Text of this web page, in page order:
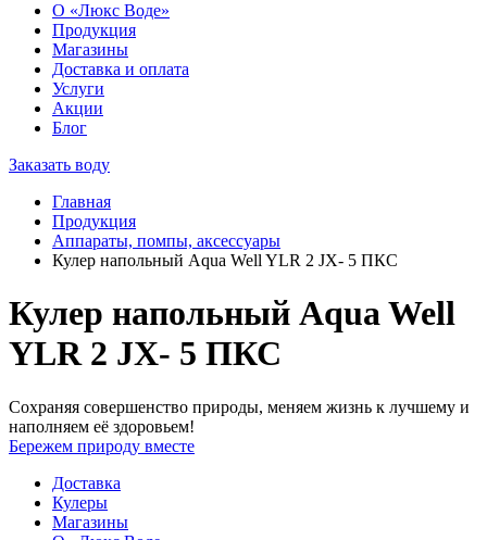
О «Люкс Воде»
Продукция
Магазины
Доставка и оплата
Услуги
Акции
Блог
Заказать воду
Главная
Продукция
Аппараты, помпы, аксессуары
Кулер напольный Aqua Well YLR 2 JX- 5 ПКС
Кулер напольный Aqua Well
YLR 2 JX- 5 ПКС
Сохраняя совершенство природы, меняем жизнь к лучшему и
наполняем её здоровьем!
Бережем природу вместе
Доставка
Кулеры
Магазины